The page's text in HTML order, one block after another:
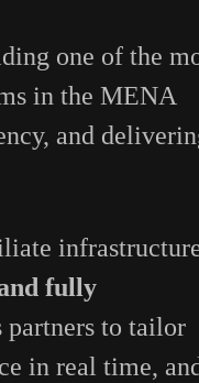
one of the
in the MENA
and
fully
partners to tailor
in real time,